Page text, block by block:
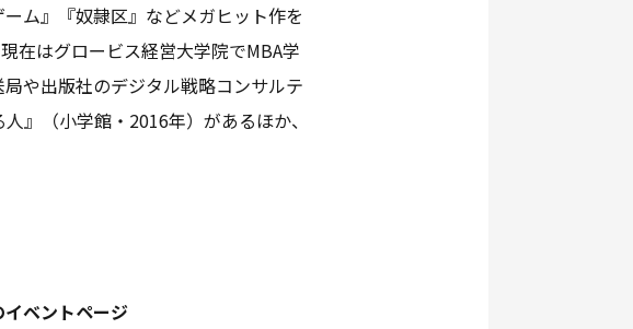
ム』『奴隷区』などメガヒット作を
在はグロービス経営大学院でMBA学
や出版社のデジタル戦略コンサルテ
』（小学館・2016年）があるほか、
イベントページ